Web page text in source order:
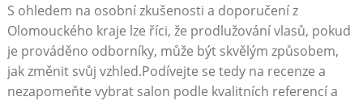
S ohledem na osobní zkušenosti a doporučení z
Olomouckého kraje lze říci, že prodlužování vlasů, pokud
je prováděno odborníky, může být skvělým způsobem,
jak změnit svůj vzhled.Podívejte se tedy na recenze a
nezapomeňte vybrat salon podle kvalitních referencí a